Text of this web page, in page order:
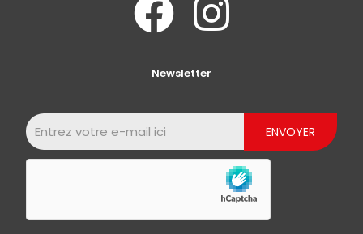
Newsletter